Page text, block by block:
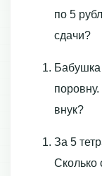
по 5
сдачи?
Бабушка
внук?
За 5
Сколько